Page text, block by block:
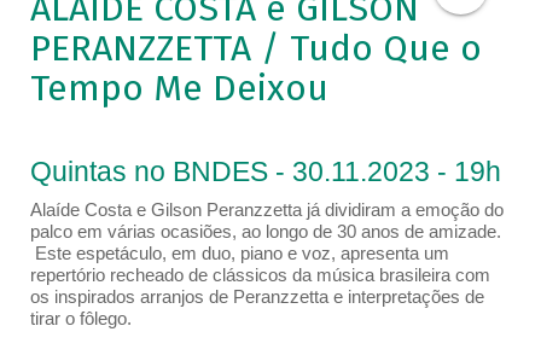
ALAÍDE COSTA e GILSON
PERANZZETTA / Tudo Que o
Tempo Me Deixou
Quintas no BNDES - 30.11.2023 - 19h
Alaíde Costa e Gilson Peranzzetta já dividiram a emoção do
palco em várias ocasiões, ao longo de 30 anos de amizade.
Este espetáculo, em duo, piano e voz, apresenta um
repertório recheado de clássicos da música brasileira com
os inspirados arranjos de Peranzzetta e interpretações de
tirar o fôlego.